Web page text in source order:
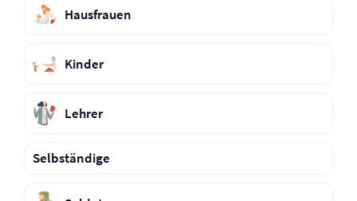
Hausfrauen
Kinder
Lehrer
Selbständige